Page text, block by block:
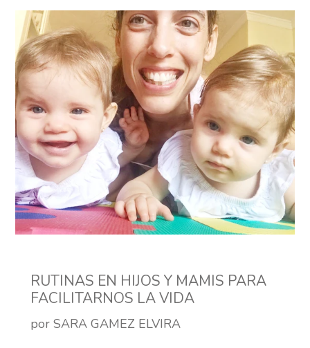
RUTINAS EN HIJOS Y MAMIS PARA
FACILITARNOS LA VIDA
por SARA GAMEZ ELVIRA